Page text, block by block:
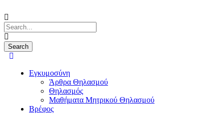
Εγκυμοσύνη
Άρθρα Θηλασμού
Θηλασμός
Μαθήματα Μητρικού Θηλασμού
Βρέφος